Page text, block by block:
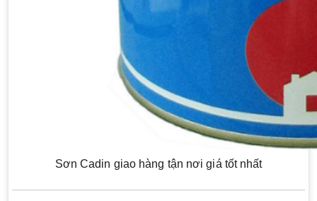
Sơn Cadin giao hàng tận nơi giá tốt nhất